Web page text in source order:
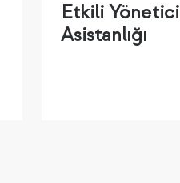
Etkili Yönetici
Asistanlığı